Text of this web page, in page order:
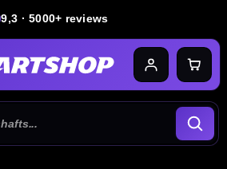
9,3 · 5000+ reviews